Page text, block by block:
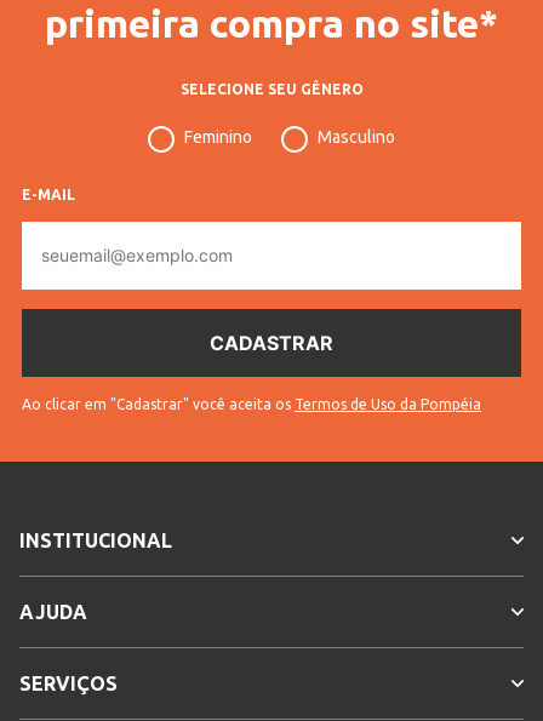
Cores Azul
primeira compra no site*
SELECIONE SEU GÊNERO
Feminino Masculino
E-MAIL
mail
Ao clicar em "Cadastrar" você aceita os Termos de Uso da Pompéia
INSTITUCIONAL
AJUDA
SERVIÇOS